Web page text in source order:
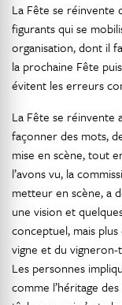
La Fête se réinvente
figurants qui se
organisation, dont il
la prochaine Fête
évitent les erreurs
La Fête se réinvente
façonner des mots,
mise en scène, tout
l’avons vu, la
metteur en scène, a
une vision et
conceptuel, mais
vigne et du
Les personnes
comme l’héritage